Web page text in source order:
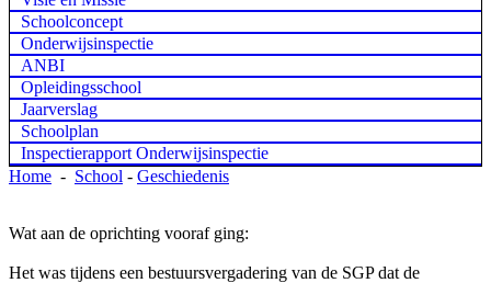
Schoolconcept
Onderwijsinspectie
ANBI
Opleidingsschool
Jaarverslag
Schoolplan
Inspectierapport Onderwijsinspectie
Home - School - Geschiedenis
Wat aan de oprichting vooraf ging:
Het was tijdens een bestuursvergadering van de SGP dat de